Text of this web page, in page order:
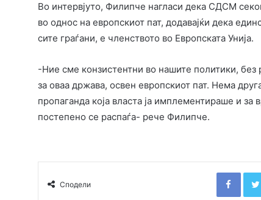
Во интервјуто, Филипче нагласи дека СДСМ
во однос на европскиот пат, додавајќи дека
сите граѓани, е членството во Европската Унија.
-Ние сме конзистентни во нашите политики, без
за оваа држава, освен европскиот пат. Нема
пропаганда која власта ја имплементираше и
постепено се распаѓа- рече Филипче.
Сподели